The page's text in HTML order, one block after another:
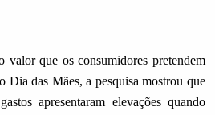
valor que os consumidores pretendem
Dia das Mães, a pesquisa mostrou que
apresentaram elevações quando